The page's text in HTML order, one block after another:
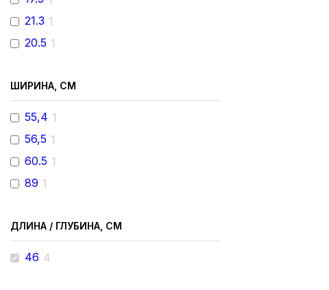
21.3 1
20.5 1
ШИРИНА, СМ
55,4 1
56,5 1
60.5 1
89 1
ДЛИНА / ГЛУБИНА, СМ
46 4